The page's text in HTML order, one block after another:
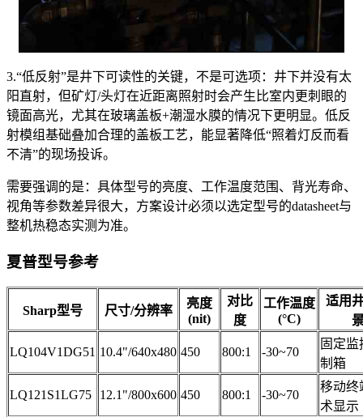
3.“低反射”是井下可读性的关键，不是可选项：井下并没有太
阳直射，但矿灯/头灯在近距离照射时会产生比室内更刺眼的
镜面高光，尤其在玻璃盖板+潮湿水膜的情况下更明显。低反
射模组基础叠加合理的盖板工艺，能显著降低“照着灯反而看
不清”的现场投诉。
需要强调的是：具体型号的亮度、工作温度范围、背光寿命、
视角等参数差异很大，方案设计必须以选定型号的datasheet与
整机热稳态实测为准。
夏普型号参考
Sharp型号 尺寸/分辨率
亮度
(nit)
对比
度
工作温度
(°C)
适用
LQ104V1DG51 10.4"/640x480 450 800:1 -30~70
固定监
制箱
LQ121S1LG75 12.1"/800x600 450 800:1 -30~70
移动终
术显示